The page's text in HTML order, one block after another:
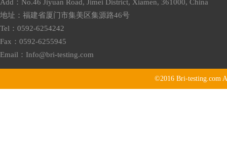
Add：No.46 Jiyuan Road, Jimei District, Xiamen, 361000, China
地址：福建省厦门市集美区集源路46号
Tel：0592-6254242
Fax：0592-6255945
Email： Info@bri-testing.com
©2016Bri-testing.com